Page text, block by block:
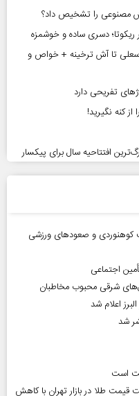
مصنوعی را تشخیص داد؟
دسری ساده و خوشمزه
تا آش ترخینه + خواص و
تفریحی دارد
کنه نگیرید!
کوهنوردی و صعودهای ورزشی
اجتماعی
شرقی محبوب مخاطبان
اعلام شد
شد
است
و سکه امروز ۱۱ مرداد ۱۴۰۵ | افت قیمت طلا در بازار تهران با کاهش